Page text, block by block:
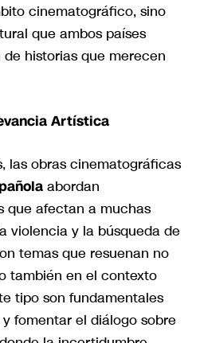
cinematográfico, sino
que ambos países
historias que merecen
Artística
las obras cinematográficas
abordan
que afectan a muchas
violencia y la búsqueda de
temas que resuenan no
también en el contexto
tipo son fundamentales
fomentar el diálogo sobre